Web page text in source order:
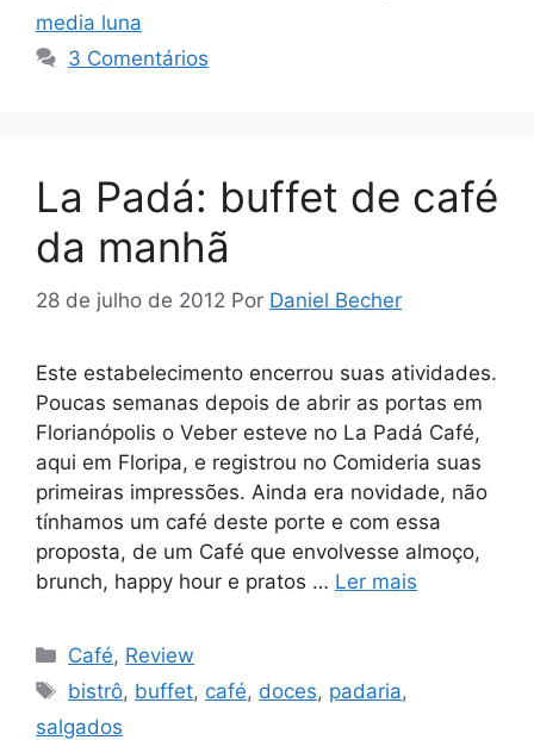
media luna
3 Comentários
La Padá: buffet de café
da manhã
28 de julho de 2012 Por Daniel Becher
Este estabelecimento encerrou suas atividades.
Poucas semanas depois de abrir as portas em
Florianópolis o Veber esteve no La Padá Café,
aqui em Floripa, e registrou no Comideria suas
primeiras impressões. Ainda era novidade, não
tínhamos um café deste porte e com essa
proposta, de um Café que envolvesse almoço,
brunch, happy hour e pratos … Ler mais
Categorias
Café, Review
Tags
bistrô, buffet, café, doces, padaria,
salgados